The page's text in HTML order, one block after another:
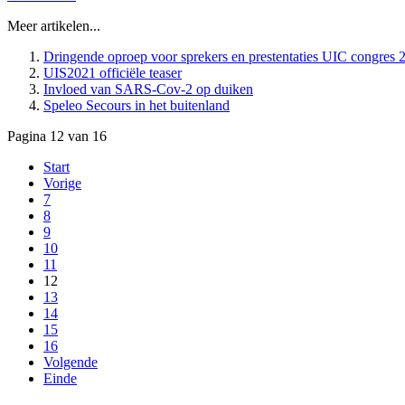
Dringende oproep voor sprekers en prestentaties UIC congres
UIS2021 officiële teaser
Invloed van SARS-Cov-2 op duiken
Speleo Secours in het buitenland
Pagina 12 van 16
Start
Vorige
7
8
9
10
11
12
13
14
15
16
Volgende
Einde